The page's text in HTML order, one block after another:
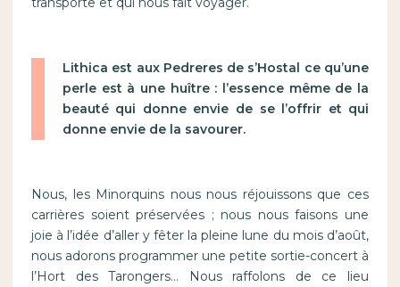
Lithica est aux Pedreres de s’Hostal ce qu’une
perle est à une huître : l’essence même de la
beauté qui donne envie de se l’offrir et qui
donne envie de la savourer.
Nous, les Minorquins nous nous réjouissons que ces
carrières soient préservées ; nous nous faisons une
joie à l’idée d’aller y fêter la pleine lune du mois d’août,
nous adorons programmer une petite sortie-concert à
l’Hort des Tarongers… Nous raffolons de ce lieu